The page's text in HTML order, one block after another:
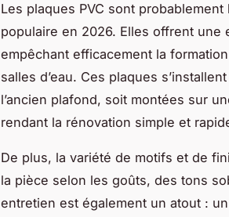
Les plaques PVC sont
populaire en 2026. Elles offrent une
empêchant efficacement la
salles d’eau. Ces plaques
l’ancien plafond, soit montées sur
rendant la rénovation simple et
De plus, la variété de motifs et de
la pièce selon les goûts, des tons
entretien est également un atout :